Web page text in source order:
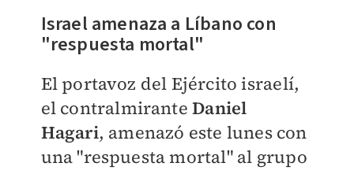
Israel amenaza a Líbano con
"respuesta mortal"
El portavoz del Ejército israelí,
el contralmiranteDaniel
Hagari, amenazó este lunes con
una "respuesta mortal" al grupo